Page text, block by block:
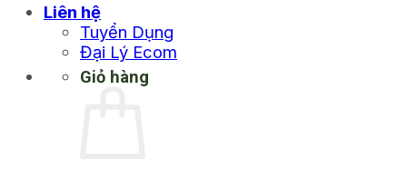
Liên hệ
Tuyển Dụng
Đại Lý Ecom
Giỏ hàng